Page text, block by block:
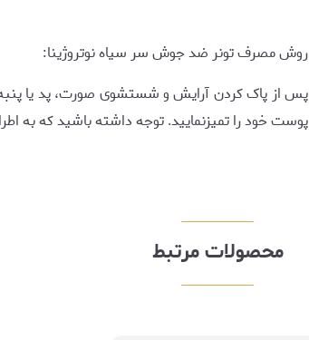
روش مصرف تونر ضد جوش سر سیاه نوتروژینا:
پس از پاک کردن آرایش و شستشوی صورت، پد یا پنبه
پوست خود را تمیزنمایید. توجه داشته باشید که به
محصولات مرتبط